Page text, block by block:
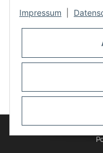
* Alle Preise inkl.
Impressum